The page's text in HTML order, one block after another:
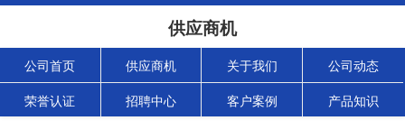
供应商机
公司首页 供应商机 关于我们 公司动态
荣誉认证 招聘中心 客户案例 产品知识